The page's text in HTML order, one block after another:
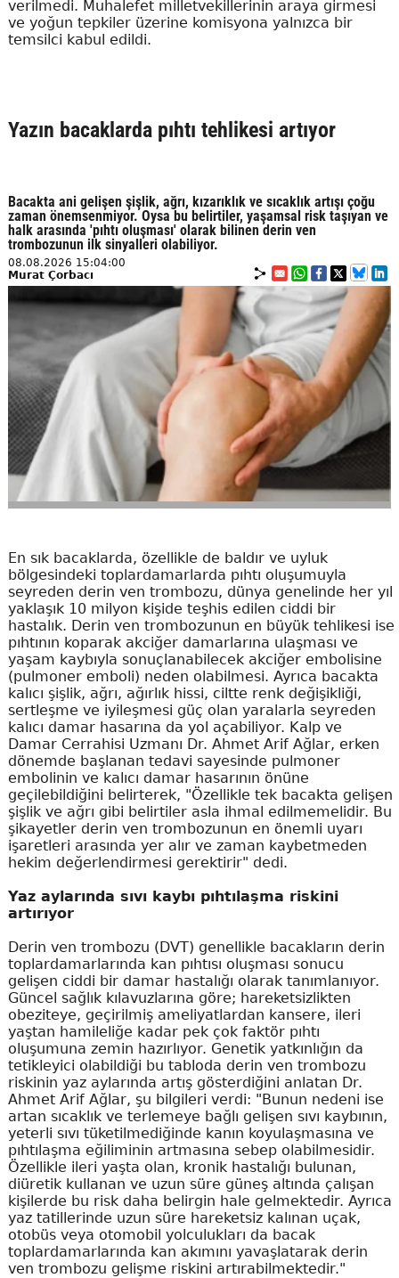
verilmedi. Muhalefet milletvekillerinin araya girmesi
ve yoğun tepkiler üzerine komisyona yalnızca bir
temsilci kabul edildi.
Yazın bacaklarda pıhtı tehlikesi artıyor
Bacakta ani gelişen şişlik, ağrı, kızarıklık ve sıcaklık artışı çoğu
zaman önemsenmiyor. Oysa bu belirtiler, yaşamsal risk taşıyan ve
halk arasında 'pıhtı oluşması' olarak bilinen derin ven
trombozunun ilk sinyalleri olabiliyor.
08.08.2026 15:04:00
Murat Çorbacı
En sık bacaklarda, özellikle de baldır ve uyluk
bölgesindeki toplardamarlarda pıhtı oluşumuyla
seyreden derin ven trombozu, dünya genelinde her yıl
yaklaşık 10 milyon kişide teşhis edilen ciddi bir
hastalık. Derin ven trombozunun en büyük tehlikesi ise
pıhtının koparak akciğer damarlarına ulaşması ve
yaşam kaybıyla sonuçlanabilecek akciğer embolisine
(pulmoner emboli) neden olabilmesi. Ayrıca bacakta
kalıcı şişlik, ağrı, ağırlık hissi, ciltte renk değişikliği,
sertleşme ve iyileşmesi güç olan yaralarla seyreden
kalıcı damar hasarına da yol açabiliyor. Kalp ve
Damar Cerrahisi Uzmanı Dr. Ahmet Arif Ağlar, erken
dönemde başlanan tedavi sayesinde pulmoner
embolinin ve kalıcı damar hasarının önüne
geçilebildiğini belirterek, "Özellikle tek bacakta gelişen
şişlik ve ağrı gibi belirtiler asla ihmal edilmemelidir. Bu
şikayetler derin ven trombozunun en önemli uyarı
işaretleri arasında yer alır ve zaman kaybetmeden
hekim değerlendirmesi gerektirir" dedi.
Yaz aylarında sıvı kaybı pıhtılaşma riskini
artırıyor
Derin ven trombozu (DVT) genellikle bacakların derin
toplardamarlarında kan pıhtısı oluşması sonucu
gelişen ciddi bir damar hastalığı olarak tanımlanıyor.
Güncel sağlık kılavuzlarına göre; hareketsizlikten
obeziteye, geçirilmiş ameliyatlardan kansere, ileri
yaştan hamileliğe kadar pek çok faktör pıhtı
oluşumuna zemin hazırlıyor. Genetik yatkınlığın da
tetikleyici olabildiği bu tabloda derin ven trombozu
riskinin yaz aylarında artış gösterdiğini anlatan Dr.
Ahmet Arif Ağlar, şu bilgileri verdi: "Bunun nedeni ise
artan sıcaklık ve terlemeye bağlı gelişen sıvı kaybının,
yeterli sıvı tüketilmediğinde kanın koyulaşmasına ve
pıhtılaşma eğiliminin artmasına sebep olabilmesidir.
Özellikle ileri yaşta olan, kronik hastalığı bulunan,
diüretik kullanan ve uzun süre güneş altında çalışan
kişilerde bu risk daha belirgin hale gelmektedir. Ayrıca
yaz tatillerinde uzun süre hareketsiz kalınan uçak,
otobüs veya otomobil yolculukları da bacak
toplardamarlarında kan akımını yavaşlatarak derin
ven trombozu gelişme riskini artırabilmektedir."